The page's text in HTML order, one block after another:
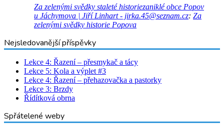
Za zelenými svědky staleté historiezaniklé obce Popov
u Jáchymova | Jiří Linhart - jirka.45@seznam.cz: Za
zelenými svědky historie Popova
Nejsledovanější příspěvky
Lekce 4: Řazení – přesmykač a tácy
Lekce 5: Kola a výplet #3
Lekce 4: Řazení – přehazovačka a pastorky
Lekce 3: Brzdy
Řídítková obrna
Spřátelené weby